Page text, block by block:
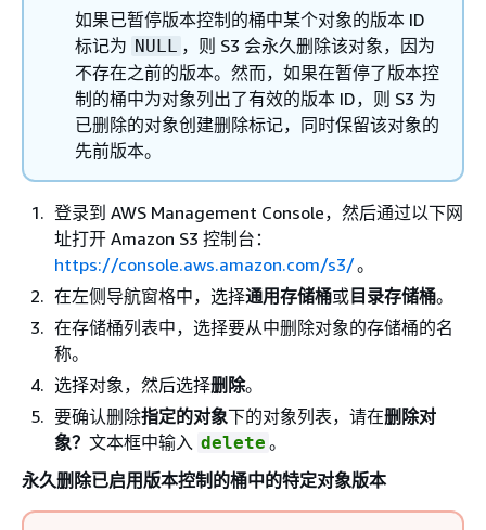
如果已暂停版本控制的桶中某个对象的版本 ID
标记为 NULL ，则 S3 会永久删除该对象，因为
不存在之前的版本。然而，如果在暂停了版本控
制的桶中为对象列出了有效的版本 ID，则 S3 为
已删除的对象创建删除标记，同时保留该对象的
先前版本。
登录到 AWS Management Console，然后通过以下网
址打开 Amazon S3 控制台：
https://console.aws.amazon.com/s3/。
在左侧导航窗格中，选择通用存储桶或 目录存储桶。
在存储桶列表中，选择要从中删除对象的存储桶的名
称。
选择对象，然后选择删除。
要确认删除指定的对象下的对象列表，请在删除对
象？ 文本框中输入 delete 。
永久删除已启用版本控制的桶中的特定对象版本